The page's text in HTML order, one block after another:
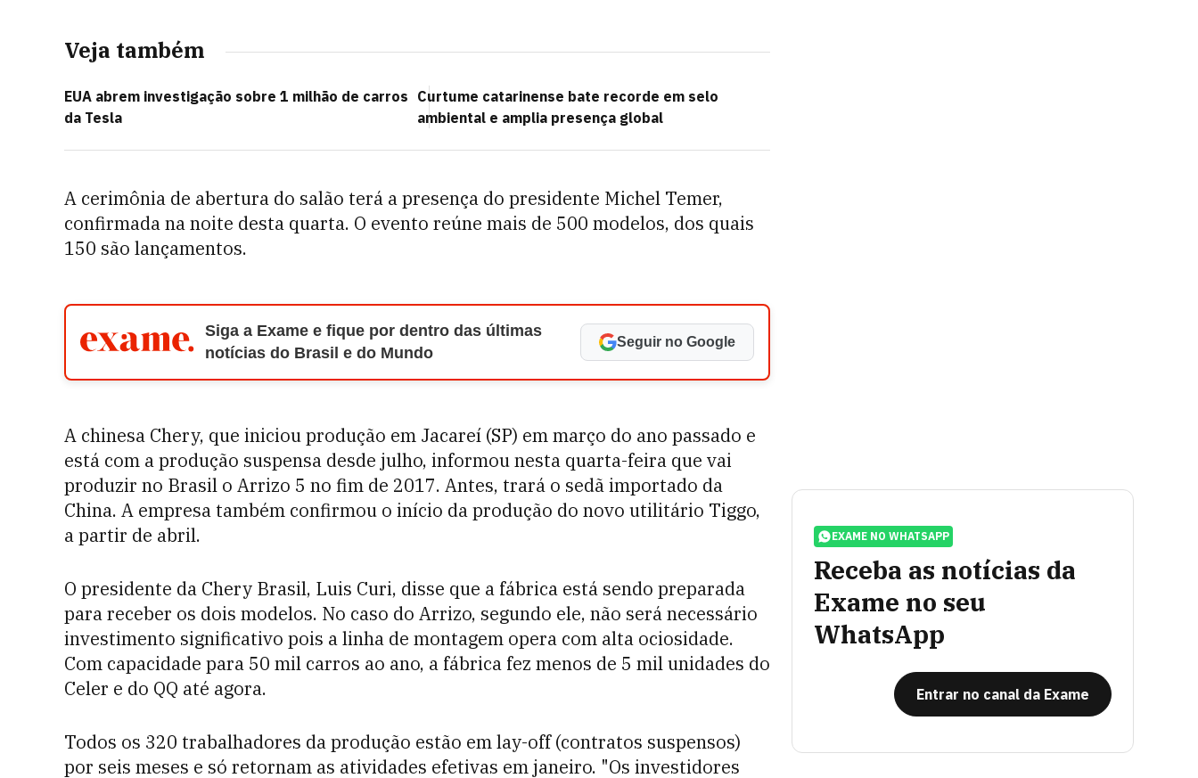
Veja também
EUA abrem investigação sobre 1 milhão de carros
da Tesla
Curtume catarinense bate recorde em selo
ambiental e amplia presença global
A cerimônia de abertura do salão terá a presença do presidente Michel Temer,
confirmada na noite desta quarta. O evento reúne mais de 500 modelos, dos quais
150 são lançamentos.
Siga a Exame e fique por dentro das últimas
notícias do Brasil e do Mundo
Seguir no Google
A chinesa Chery, que iniciou produção em Jacareí (SP) em março do ano passado e
está com a produção suspensa desde julho, informou nesta quarta-feira que vai
produzir no Brasil o Arrizo 5 no fim de 2017. Antes, trará o sedã importado da
China. A empresa também confirmou o início da produção do novo utilitário Tiggo,
a partir de abril.
O presidente da Chery Brasil, Luis Curi, disse que a fábrica está sendo preparada
para receber os dois modelos. No caso do Arrizo, segundo ele, não será necessário
investimento significativo pois a linha de montagem opera com alta ociosidade.
Com capacidade para 50 mil carros ao ano, a fábrica fez menos de 5 mil unidades do
Celer e do QQ até agora.
Todos os 320 trabalhadores da produção estão em lay-off (contratos suspensos)
por seis meses e só retornam as atividades efetivas em janeiro. "Os investidores
EXAME NO WHATSAPP
Receba as notícias da
Exame no seu
WhatsApp
Entrar no canal da Exame